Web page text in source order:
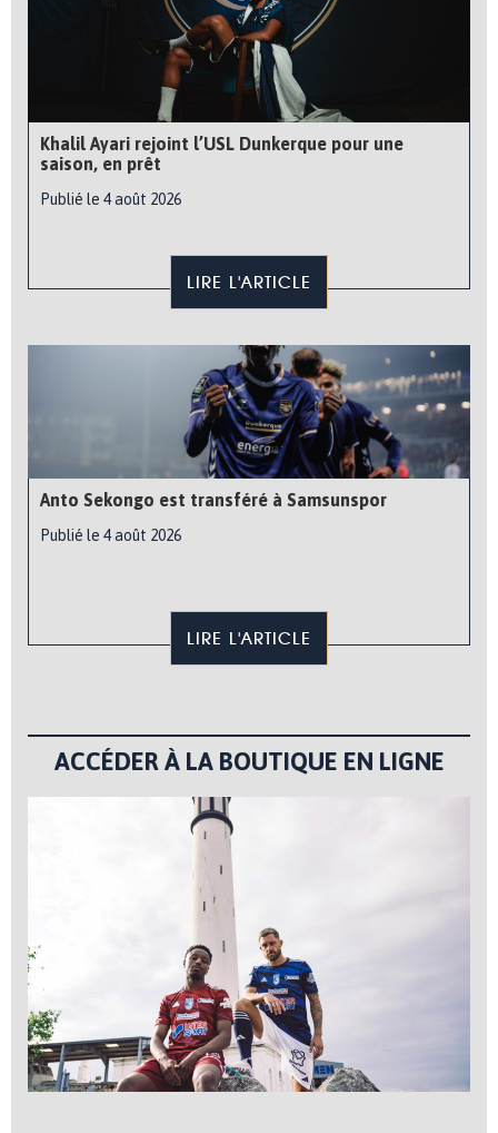
Khalil Ayari rejoint l’USL Dunkerque pour une
saison, en prêt
Publié le 4 août 2026
LIRE L'ARTICLE
Anto Sekongo est transféré à Samsunspor
Publié le 4 août 2026
LIRE L'ARTICLE
ACCÉDER À LA BOUTIQUE EN LIGNE